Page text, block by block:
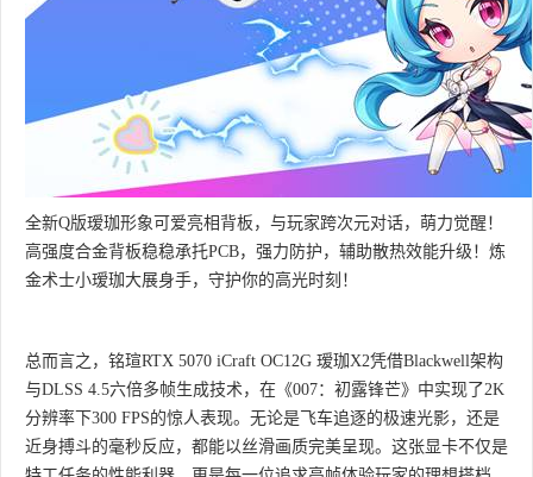
全新Q版瑷珈形象可爱亮相背板，与玩家跨次元对话，萌力觉醒！
高强度合金背板稳稳承托PCB，强力防护，辅助散热效能升级！炼
金术士小瑷珈大展身手，守护你的高光时刻！
总而言之，铭瑄RTX 5070 iCraft OC12G 瑷珈X2凭借Blackwell架构
与DLSS 4.5六倍多帧生成技术，在《007：初露锋芒》中实现了2K
分辨率下300 FPS的惊人表现。无论是飞车追逐的极速光影，还是
近身搏斗的毫秒反应，都能以丝滑画质完美呈现。这张显卡不仅是